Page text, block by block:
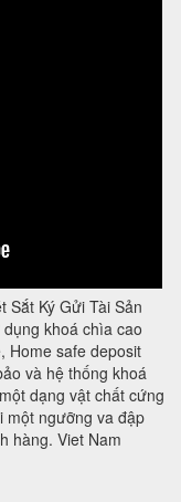
Sắt Ký Gửi Tài Sản
khoá chìa cao
Home safe deposit
và hệ thống khoá
dạng vật chất cứng
một ngưỡng va đập
hàng. Viet Nam